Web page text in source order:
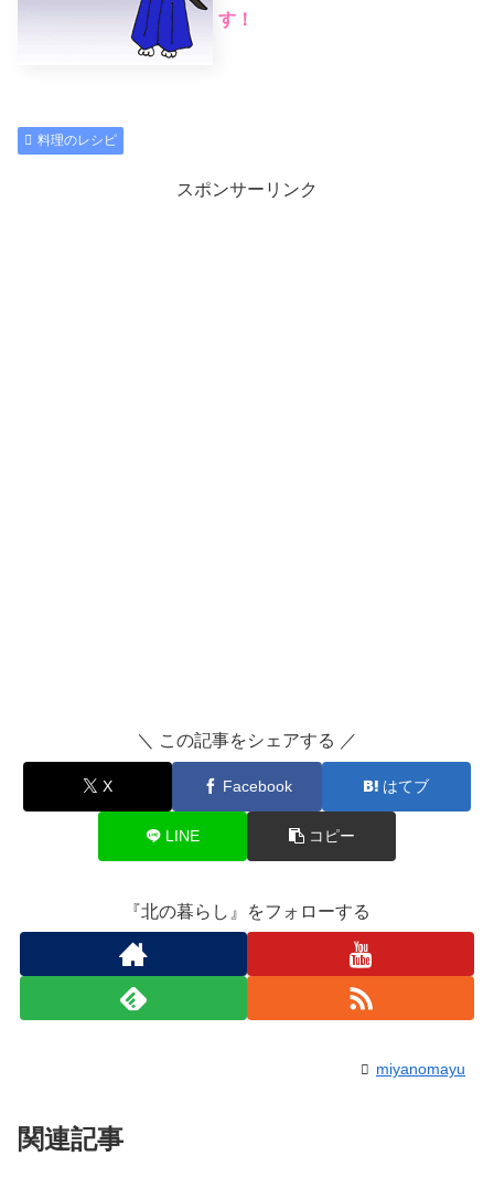
す！
料理のレシピ
スポンサーリンク
＼ この記事をシェアする ／
X Facebook はてブ
LINE コピー
『北の暮らし』をフォローする
miyanomayu
関連記事